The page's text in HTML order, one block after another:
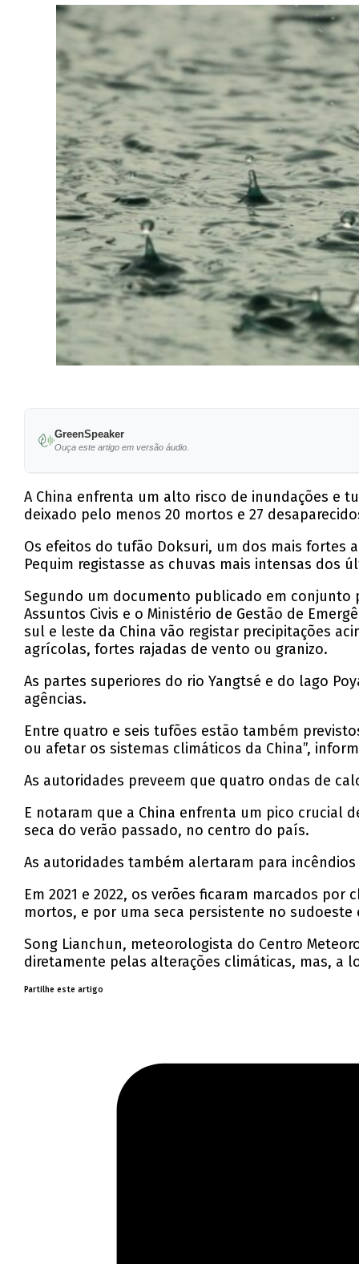
GreenSpeaker
Ouça este artigo em versão áudio.
A China enfrenta um alto risco de inundações e
deixado pelo menos 20 mortos e 27
Os efeitos do tufão Doksuri, um dos mais fortes
Pequim registasse as chuvas mais intensas dos
Segundo um documento publicado em conjunto
Assuntos Civis e o Ministério de Gestão de
sul e leste da China vão registar precipitações
agrícolas, fortes rajadas de vento ou granizo.
As partes superiores do rio Yangtsé e do lago
agências.
Entre quatro e seis tufões estão também
ou afetar os sistemas climáticos da China”,
As autoridades preveem que quatro ondas de
E notaram que a China enfrenta um pico crucial
seca do verão passado, no centro do país.
As autoridades também alertaram para
Em 2021 e 2022, os verões ficaram marcados
mortos, e por uma seca persistente no sudoeste
Song Lianchun, meteorologista do Centro
diretamente pelas alterações climáticas, mas, a
Partilhe este artigo